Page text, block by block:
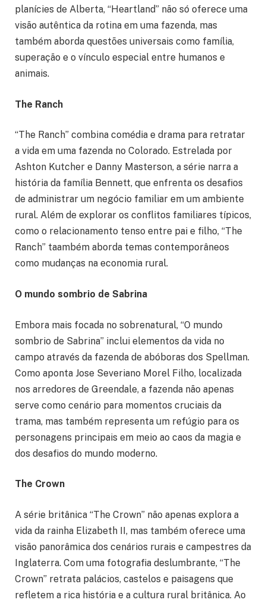
planícies de Alberta, “Heartland” não só oferece uma
visão autêntica da rotina em uma fazenda, mas
também aborda questões universais como família,
superação e o vínculo especial entre humanos e
animais.
The Ranch
“The Ranch” combina comédia e drama para retratar
a vida em uma fazenda no Colorado. Estrelada por
Ashton Kutcher e Danny Masterson, a série narra a
história da família Bennett, que enfrenta os desafios
de administrar um negócio familiar em um ambiente
rural. Além de explorar os conflitos familiares típicos,
como o relacionamento tenso entre pai e filho, “The
Ranch” taambém aborda temas contemporâneos
como mudanças na economia rural.
O mundo sombrio de Sabrina
Embora mais focada no sobrenatural, “O mundo
sombrio de Sabrina” inclui elementos da vida no
campo através da fazenda de abóboras dos Spellman.
Como aponta Jose Severiano Morel Filho, localizada
nos arredores de Greendale, a fazenda não apenas
serve como cenário para momentos cruciais da
trama, mas também representa um refúgio para os
personagens principais em meio ao caos da magia e
dos desafios do mundo moderno.
The Crown
A série britânica “The Crown” não apenas explora a
vida da rainha Elizabeth II, mas também oferece uma
visão panorâmica dos cenários rurais e campestres da
Inglaterra. Com uma fotografia deslumbrante, “The
Crown” retrata palácios, castelos e paisagens que
refletem a rica história e a cultura rural britânica. Ao